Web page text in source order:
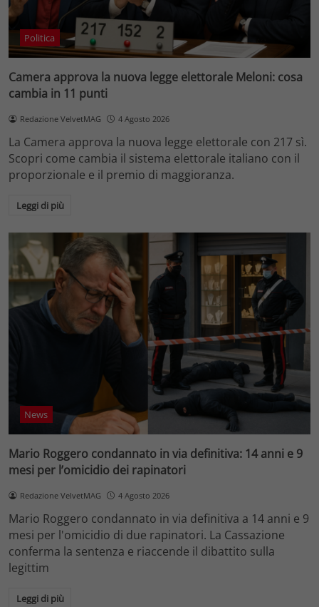
Politica
Camera approva la nuova legge elettorale Meloni: cosa
cambia in 11 punti
Redazione VelvetMAG 4 Agosto 2026
La Camera approva la nuova legge elettorale con 217 sì.
Scopri come cambia il sistema elettorale italiano con il
proporzionale e il premio di maggioranza.
Leggi di più
News
Mario Roggero condannato in via definitiva: 14 anni e 9
mesi per l’omicidio dei rapinatori
Redazione VelvetMAG 4 Agosto 2026
Mario Roggero condannato in via definitiva a 14 anni e 9
mesi per l'omicidio di due rapinatori. La Cassazione
conferma la sentenza e riaccende il dibattito sulla
legittim
Leggi di più